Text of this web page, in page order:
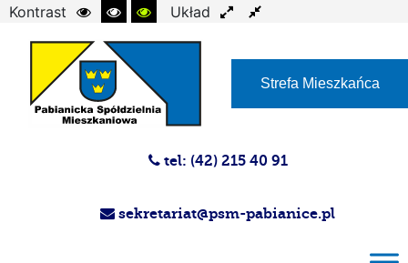
Kontrast
Układ
Strefa Mieszkańca
tel: (42) 215 40 91
sekretariat@psm-pabianice.pl